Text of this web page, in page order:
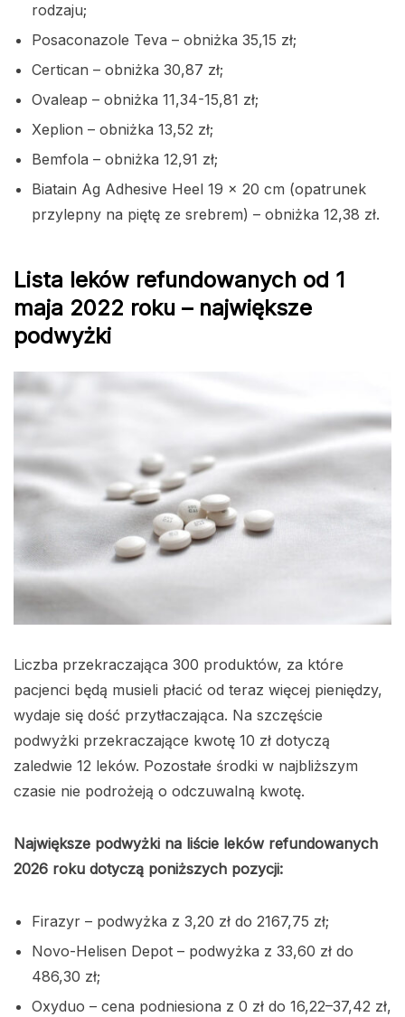
rodzaju;
Posaconazole Teva – obniżka 35,15 zł;
Certican – obniżka 30,87 zł;
Ovaleap – obniżka 11,34-15,81 zł;
Xeplion – obniżka 13,52 zł;
Bemfola – obniżka 12,91 zł;
Biatain Ag Adhesive Heel 19 × 20 cm (opatrunek
przylepny na piętę ze srebrem) – obniżka 12,38 zł.
Lista leków refundowanych od 1
maja 2022 roku – największe
podwyżki
Liczba przekraczająca 300 produktów, za które
pacjenci będą musieli płacić od teraz więcej pieniędzy,
wydaje się dość przytłaczająca. Na szczęście
podwyżki przekraczające kwotę 10 zł dotyczą
zaledwie 12 leków. Pozostałe środki w najbliższym
czasie nie podrożeją o odczuwalną kwotę.
Największe podwyżki na liście leków refundowanych
2026 roku dotyczą poniższych pozycji:
Firazyr – podwyżka z 3,20 zł do 2167,75 zł;
Novo-Helisen Depot – podwyżka z 33,60 zł do
486,30 zł;
Oxyduo – cena podniesiona z 0 zł do 16,22–37,42 zł,